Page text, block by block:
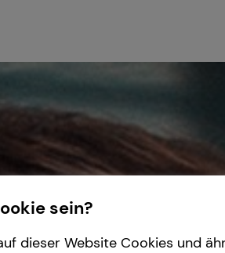
sein?
dieser Website Cookies und